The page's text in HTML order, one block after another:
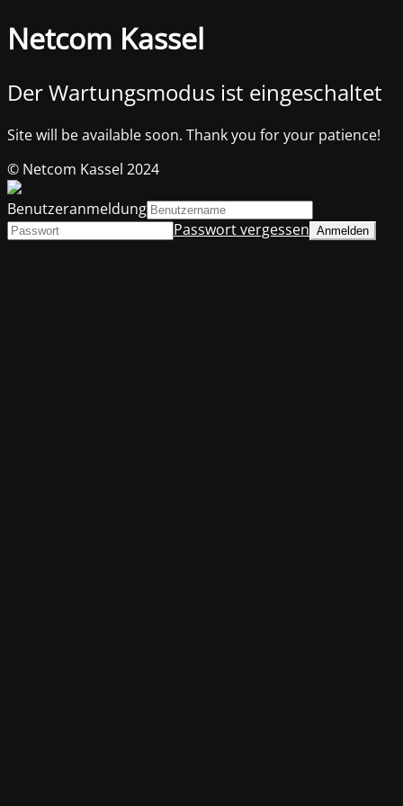
Netcom Kassel
Der Wartungsmodus ist eingeschaltet
Site will be available soon. Thank you for your patience!
© Netcom Kassel 2024
Benutzeranmeldung
Passwort vergessen